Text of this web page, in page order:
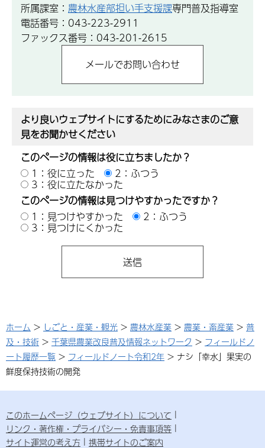
所属課室： 農林水産部担い手支援課専門普及指導室
電話番号：043-223-2911
ファックス番号：043-201-2615
より良いウェブサイトにするためにみなさまのご意
見をお聞かせください
このページの情報は役に立ちましたか？
1：役に立った
2：ふつう
3：役に立たなかった
このページの情報は見つけやすかったですか？
1：見つけやすかった
2：ふつう
3：見つけにくかった
ホーム > しごと・産業・観光 > 農林水産業 > 農業・畜産業 > 普
及・技術 > 千葉県農業改良普及情報ネットワーク > フィールドノ
ート履歴一覧 > フィールドノート令和2年 > ナシ「幸水」果実の
鮮度保持技術の開発
このホームページ（ウェブサイト）について
リンク・著作権・プライバシー・免責事項等
サイト運営の考え方
携帯サイトのご案内